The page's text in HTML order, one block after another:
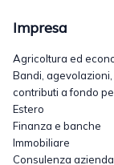
Impresa
Agricoltura ed
Bandi, agevolazioni,
contributi a fondo
Estero
Finanza e banche
Immobiliare
Consulenza